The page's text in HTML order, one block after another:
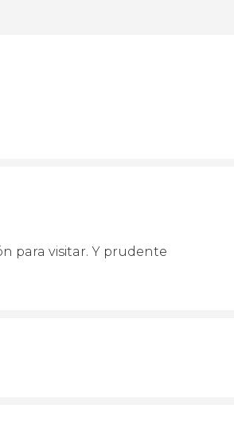
para visitar. Y prudente